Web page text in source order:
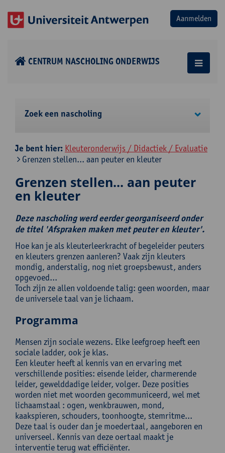
CENTRUM NASCHOLING ONDERWIJS
Zoek een nascholing
Je bent hier: Kleuteronderwijs / Didactiek / Evaluatie
Grenzen stellen... aan peuter en kleuter
Grenzen stellen... aan peuter
en kleuter
Deze nascholing werd eerder georganiseerd onder
de titel 'Afspraken maken met peuter en kleuter'.
Hoe kan je als kleuterleerkracht of begeleider peuters
en kleuters grenzen aanleren? Vaak zijn kleuters
mondig, anderstalig, nog niet groepsbewust, anders
opgevoed...
Toch zijn ze allen voldoende talig: geen woorden, maar
de universele taal van je lichaam.
Programma
Mensen zijn sociale wezens. Elke leefgroep heeft een
sociale ladder, ook je klas.
Een kleuter heeft al kennis van en ervaring met
verschillende posities: eisende leider, charmerende
leider, gewelddadige leider, volger. Deze posities
worden niet met woorden gecommuniceerd, wel met
lichaamstaal : ogen, wenkbrauwen, mond,
kaakspieren, schouders, toonhoogte, stemritme...
Deze taal is ouder dan je moedertaal, aangeboren en
universeel. Kennis van deze oertaal maakt je
interventie terug wat efficiënter.